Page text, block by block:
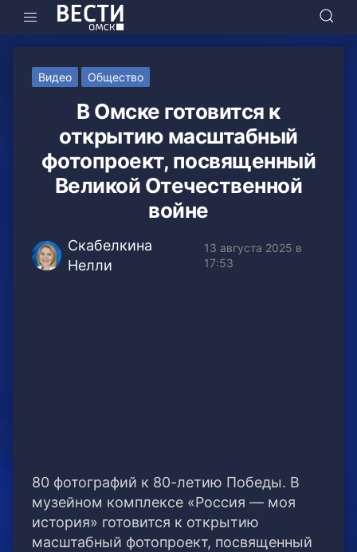
Видео Общество
В Омске готовится к
открытию масштабный
фотопроект, посвященный
Великой Отечественной
войне
Скабелкина
Нелли
13 августа 2025 в
17:53
80 фотографий к 80-летию Победы. В
музейном комплексе «Россия — моя
история» готовится к открытию
масштабный фотопроект, посвященный